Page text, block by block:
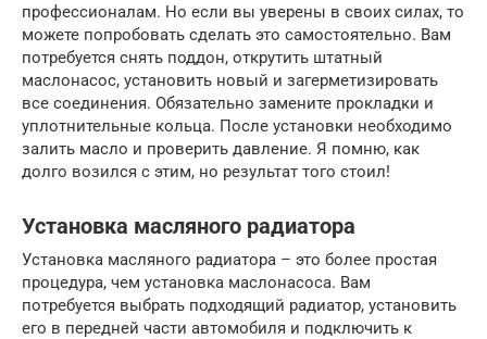
профессионалам. Но если вы уверены в своих силах, то
можете попробовать сделать это самостоятельно. Вам
потребуется снять поддон, открутить штатный
маслонасос, установить новый и загерметизировать
все соединения. Обязательно замените прокладки и
уплотнительные кольца. После установки необходимо
залить масло и проверить давление. Я помню, как
долго возился с этим, но результат того стоил!
Установка масляного радиатора
Установка масляного радиатора – это более простая
процедура, чем установка маслонасоса. Вам
потребуется выбрать подходящий радиатор, установить
его в передней части автомобиля и подключить к